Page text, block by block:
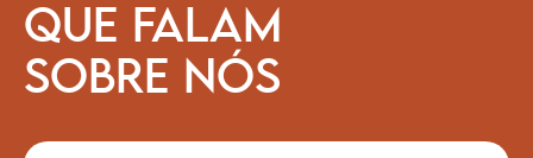
QUE FALAM
SOBRE NÓS